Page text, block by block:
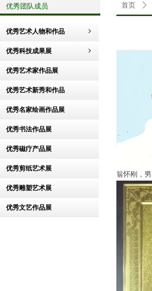
优秀团队成员
ꁇ
优秀艺术人物和作品
ꁇ
优秀科技成果展
优秀艺术家作品展
优秀艺术新秀和作品
优秀名家绘画作品展
优秀书法作品展
优秀磁疗产品展
优秀剪纸艺术展
优秀雕塑艺术展
优秀文艺作品展
首页 ꄲ
翁怀刚，